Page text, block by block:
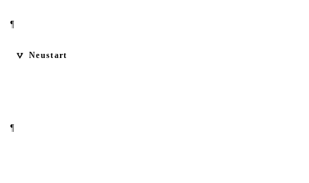
¶
Neustart
¶